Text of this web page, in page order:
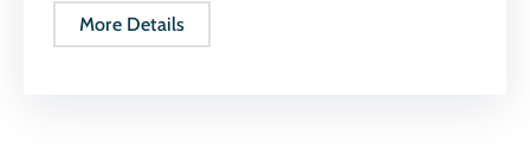
More Details